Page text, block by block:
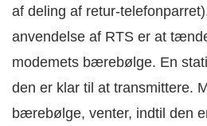
af deling af retur-
anvendelse af RTS er at
modemets bærebølge. En
den er klar til at transmittere.
bærebølge, venter, indtil den